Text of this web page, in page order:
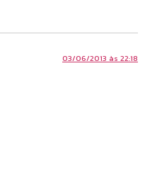
03/06/2013 às 22:18